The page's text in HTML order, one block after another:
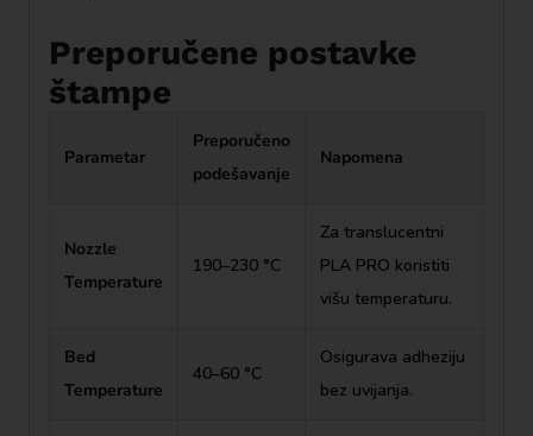
Preporučene postavke
štampe
Parametar
Preporučeno
podešavanje
Napomena
Nozzle
Temperature
190–230 °C
Za translucentni
PLA PRO koristiti
višu temperaturu.
Bed
Temperature
40–60 °C
Osigurava adheziju
bez uvijanja.